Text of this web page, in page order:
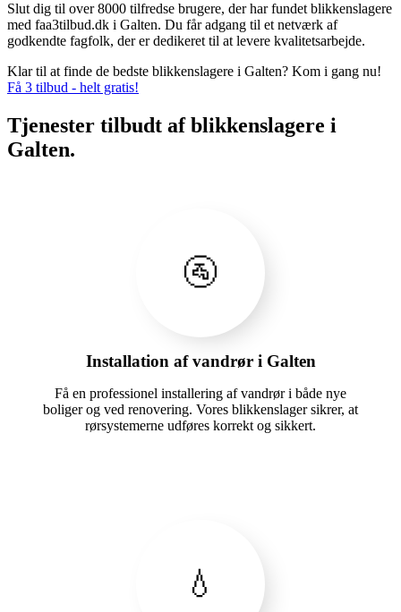
Slut dig til over 8000 tilfredse brugere, der har fundet blikkenslagere
med faa3tilbud.dk i Galten. Du får adgang til et netværk af
godkendte fagfolk, der er dedikeret til at levere kvalitetsarbejde.
Klar til at finde de bedste blikkenslagere i Galten? Kom i gang nu!
Få 3 tilbud - helt gratis!
Tjenester tilbudt af blikkenslagere i
Galten.
🚰
Installation af vandrør i Galten
Få en professionel installering af vandrør i både nye
boliger og ved renovering. Vores blikkenslager sikrer, at
rørsystemerne udføres korrekt og sikkert.
💧